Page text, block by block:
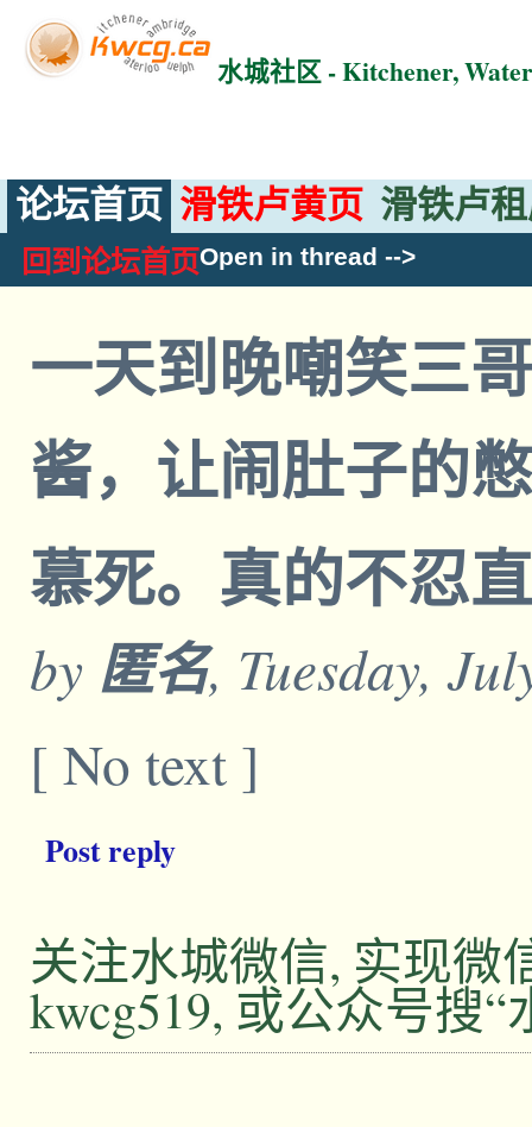
水城社区 - Kitchener,
论坛首页 滑铁卢黄页 滑铁卢
回到论坛首页Open in thread -->
一天到晚嘲笑三
酱，让闹肚子的
慕死。真的不忍
by 匿名, Tuesday,
[ No text ]
Post reply
关注水城微信, 实现微
kwcg519, 或公众号搜“